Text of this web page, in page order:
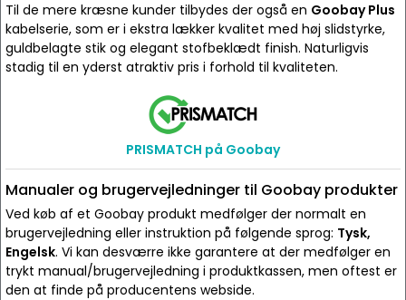
Til de mere kræsne kunder tilbydes der også en Goobay Plus
kabelserie, som er i ekstra lækker kvalitet med høj slidstyrke,
guldbelagte stik og elegant stofbeklædt finish. Naturligvis
stadig til en yderst atraktiv pris i forhold til kvaliteten.
PRISMATCH på Goobay
Manualer og brugervejledninger til Goobay produkter
Ved køb af et Goobay produkt medfølger der normalt en
brugervejledning eller instruktion på følgende sprog: Tysk,
Engelsk. Vi kan desværre ikke garantere at der medfølger en
trykt manual/brugervejledning i produktkassen, men oftest er
den at finde på producentens webside.